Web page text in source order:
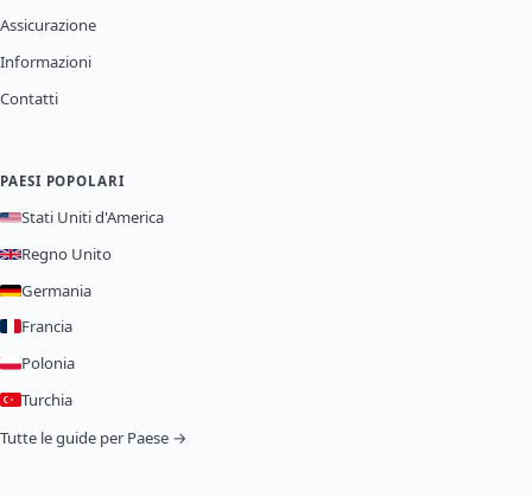
Assicurazione
Informazioni
Contatti
PAESI POPOLARI
Stati Uniti d'America
Regno Unito
Germania
Francia
Polonia
Turchia
Tutte le guide per Paese →